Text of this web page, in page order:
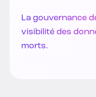
La gouvernance
visibilité des
morts.